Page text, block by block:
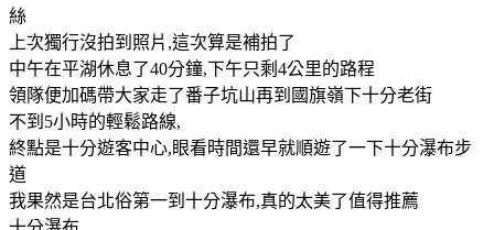
絲
上次獨行沒拍到照片,這次算是補拍了
中午在平湖休息了40分鐘,下午只剩4公里的路程
領隊便加碼帶大家走了番子坑山再到國旗嶺下十分老街
不到5小時的輕鬆路線,
終點是十分遊客中心,眼看時間還早就順遊了一下十分瀑布步
道
我果然是台北俗第一到十分瀑布,真的太美了值得推薦